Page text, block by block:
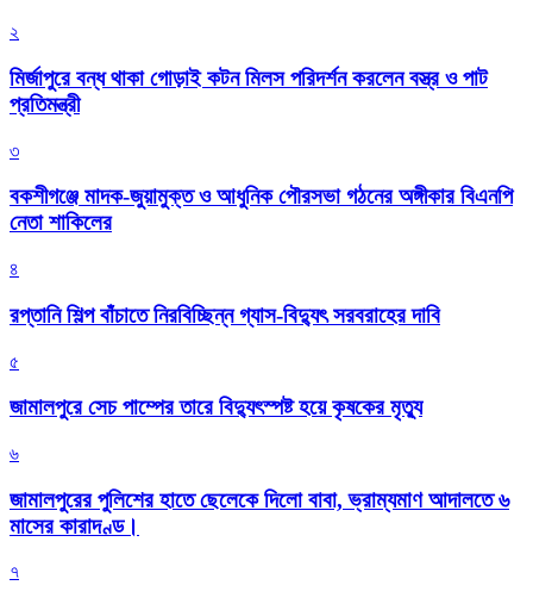
২
মির্জাপুরে বন্ধ থাকা গোড়াই কটন মিলস পরিদর্শন করলেন বস্ত্র ও পাট
প্রতিমন্ত্রী
৩
বকশীগঞ্জে মাদক-জুয়ামুক্ত ও আধুনিক পৌরসভা গঠনের অঙ্গীকার বিএনপি
নেতা শাকিলের
৪
রপ্তানি শিল্প বাঁচাতে নিরবিচ্ছিন্ন গ্যাস-বিদ্যুৎ সরবরাহের দাবি
৫
জামালপুরে সেচ পাম্পের তারে বিদ্যুৎস্পষ্ট হয়ে কৃষকের মৃত্যু
৬
জামালপুরের পুলিশের হাতে ছেলেকে দিলো বাবা, ভ্রাম্যমাণ আদালতে ৬
মাসের কারাদণ্ড।
৭